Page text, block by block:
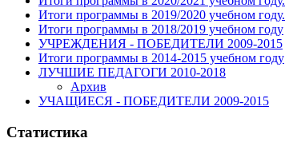
Итоги программы в 2019/2020 учебном году.
Итоги программы в 2018/2019 учебном году
УЧРЕЖДЕНИЯ - ПОБЕДИТЕЛИ 2009-2015
Итоги программы в 2014-2015 учебном году
ЛУЧШИЕ ПЕДАГОГИ 2010-2018
Архив
УЧАЩИЕСЯ - ПОБЕДИТЕЛИ 2009-2015
Статистика